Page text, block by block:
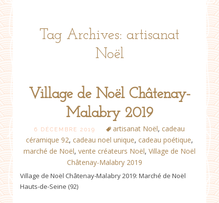
Tag Archives: artisanat
Noël
Village de Noël Châtenay-
Malabry 2019
6 DÉCEMBRE 2019 artisanat Noël, cadeau
céramique 92, cadeau noel unique, cadeau poétique,
marché de Noël, vente créateurs Noël, Village de Noël
Châtenay-Malabry 2019
Village de Noël Châtenay-Malabry 2019: Marché de Noël
Hauts-de-Seine (92)